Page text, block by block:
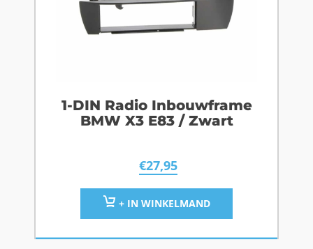
1-DIN Radio Inbouwframe
BMW X3 E83 / Zwart
€27,95
+ IN WINKELMAND